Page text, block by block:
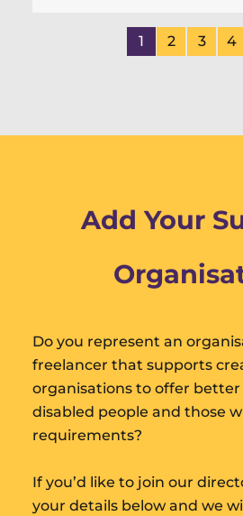
Tudalen
1
o
Tudalen
2
o
3
o
4
o
Add Your
Do you represent an
freelancer that supports
organisations to offer better
disabled people and those
requirements?
If you’d like to join our
your details below and we